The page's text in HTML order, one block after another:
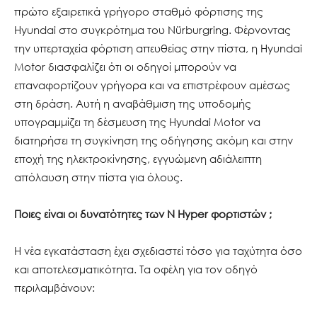
πρώτο εξαιρετικά γρήγορο σταθμό φόρτισης της
Hyundai στο συγκρότημα του Nürburgring. Φέρνοντας
την υπερταχεία φόρτιση απευθείας στην πίστα, η Hyundai
Motor διασφαλίζει ότι οι οδηγοί μπορούν να
επαναφορτίζουν γρήγορα και να επιστρέφουν αμέσως
στη δράση. Αυτή η αναβάθμιση της υποδομής
υπογραμμίζει τη δέσμευση της Hyundai Motor να
διατηρήσει τη συγκίνηση της οδήγησης ακόμη και στην
εποχή της ηλεκτροκίνησης, εγγυώμενη αδιάλειπτη
απόλαυση στην πίστα για όλους.
Ποιες είναι οι δυνατότητες των N Hyper φορτιστών ;
Η νέα εγκατάσταση έχει σχεδιαστεί τόσο για ταχύτητα όσο
και αποτελεσματικότητα. Τα οφέλη για τον οδηγό
περιλαμβάνουν: